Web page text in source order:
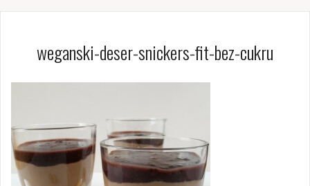
weganski-deser-snickers-fit-bez-cukru